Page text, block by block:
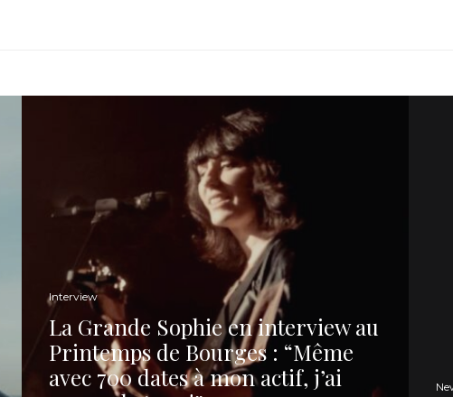
Interview
La Grande Sophie en interview au
Printemps de Bourges : “Même
avec 700 dates à mon actif, j’ai